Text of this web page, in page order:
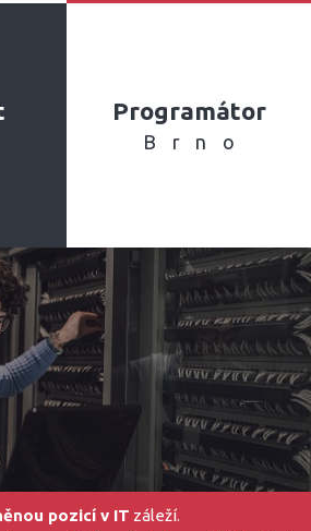
Programátor
Brno
pozicí v IT záleží.